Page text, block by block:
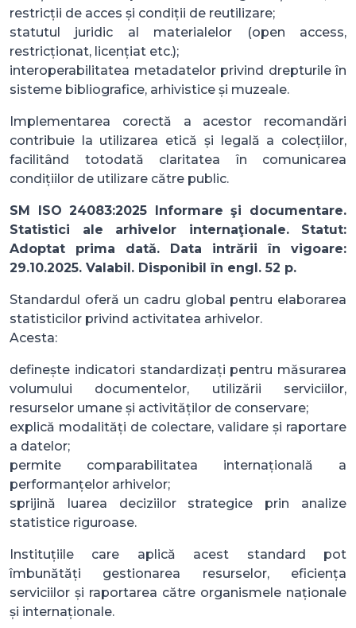
restricții de acces și condiții de reutilizare;
statutul juridic al materialelor (open access,
restricționat, licențiat etc.);
interoperabilitatea metadatelor privind drepturile în
sisteme bibliografice, arhivistice și muzeale.
Implementarea corectă a acestor recomandări
contribuie la utilizarea etică și legală a colecțiilor,
facilitând totodată claritatea în comunicarea
condițiilor de utilizare către public.
SM ISO 24083:2025 Informare şi documentare.
Statistici ale arhivelor internaţionale. Statut:
Adoptat prima dată. Data intrării în vigoare:
29.10.2025. Valabil. Disponibil în engl. 52 p.
Standardul oferă un cadru global pentru elaborarea
statisticilor privind activitatea arhivelor.
Acesta:
definește indicatori standardizați pentru măsurarea
volumului documentelor, utilizării serviciilor,
resurselor umane și activităților de conservare;
explică modalități de colectare, validare și raportare
a datelor;
permite comparabilitatea internațională a
performanțelor arhivelor;
sprijină luarea deciziilor strategice prin analize
statistice riguroase.
Instituțiile care aplică acest standard pot
îmbunătăți gestionarea resurselor, eficiența
serviciilor și raportarea către organismele naționale
și internaționale.